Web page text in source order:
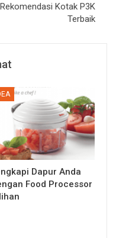
Rekomendasi Kotak P3K
Terbaik
Dapur Anda
Food Processor